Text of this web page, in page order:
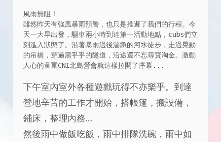
風雨無阻！
​雖然昨天有強風暴雨預警，也只是推遲了我們的行程。今
天一大早出發，驅車兩小時到達第一活動地點，cubs們立
刻進入狀態了。沿著暴雨過後湍急的河水徒步，走過晃動
的吊橋，穿過黑乎乎的隧道，沿途還不忘尋寶淘金。激動
人心的童軍CNI北島營會就這樣拉開了序幕...
下午室內室外各種遊戲玩得不亦樂乎。到達
營地辛苦的工作才開始，搭帳篷，搬設備，
鋪床，整理內務…
​然後雨中做飯吃飯，雨中排隊洗碗，雨中如